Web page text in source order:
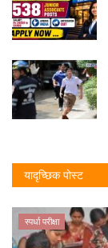
यादृच्छिक पोस्ट
स्पर्धा परीक्षा